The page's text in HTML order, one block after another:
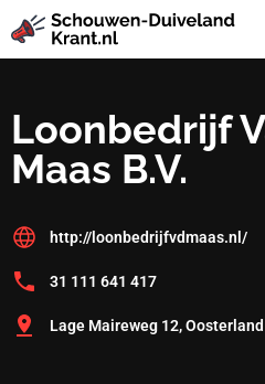
Loonbedrijf
Maas B.V.
http://loonbedrijfvdmaas.nl/
31 111 641 417
Lage Maireweg 12, Oosterland